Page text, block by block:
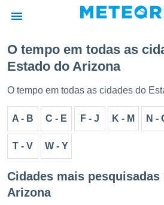
da
por
para
as
das
O tempo em todas as
Estado do Arizona
O tempo em todas as cidades do
A - B C - E F - J K - M N -
T - V W - Y
Cidades mais pesquisadas
Arizona